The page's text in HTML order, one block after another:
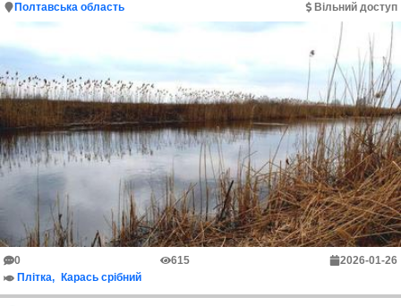
Полтавська область Вільний доступ
0 615
2026-01-26
Плітка
Карась срібний